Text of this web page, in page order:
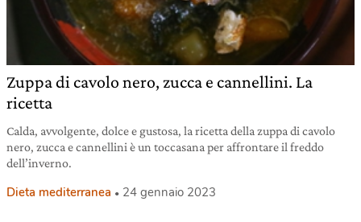
Zuppa di cavolo nero, zucca e cannellini. La
ricetta
Calda, avvolgente, dolce e gustosa, la ricetta della zuppa di cavolo
nero, zucca e cannellini è un toccasana per affrontare il freddo
dell’inverno.
Dieta mediterranea 24 gennaio 2023